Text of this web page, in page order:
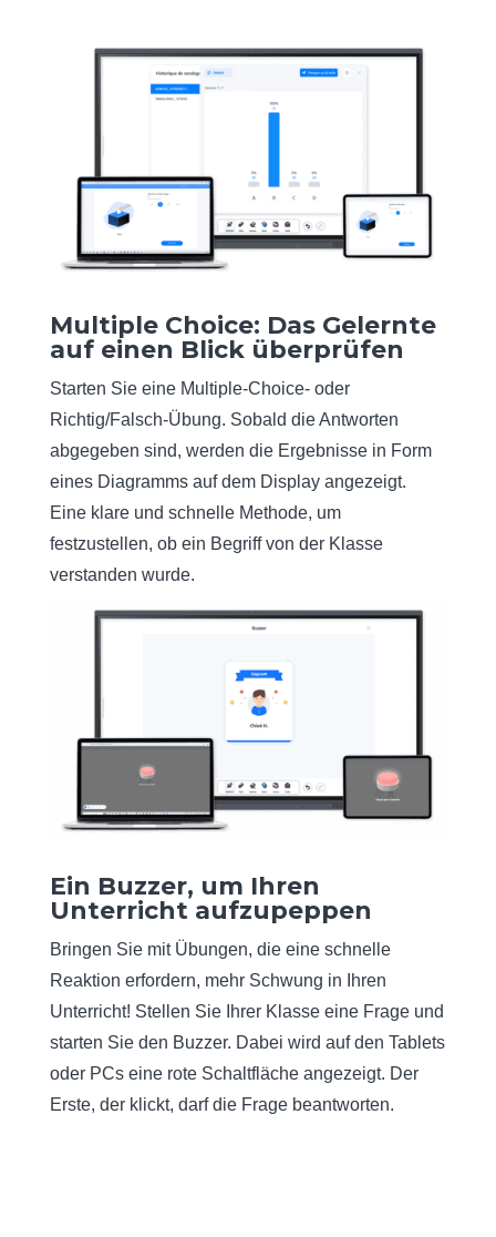
Multiple Choice: Das Gelernte
auf einen Blick überprüfen
Starten Sie eine Multiple-Choice- oder
Richtig/Falsch-Übung. Sobald die Antworten
abgegeben sind, werden die Ergebnisse in Form
eines Diagramms auf dem Display angezeigt.
Eine klare und schnelle Methode, um
festzustellen, ob ein Begriff von der Klasse
verstanden wurde.
Ein Buzzer, um Ihren
Unterricht aufzupeppen
Bringen Sie mit Übungen, die eine schnelle
Reaktion erfordern, mehr Schwung in Ihren
Unterricht! Stellen Sie Ihrer Klasse eine Frage und
starten Sie den Buzzer. Dabei wird auf den Tablets
oder PCs eine rote Schaltfläche angezeigt. Der
Erste, der klickt, darf die Frage beantworten.